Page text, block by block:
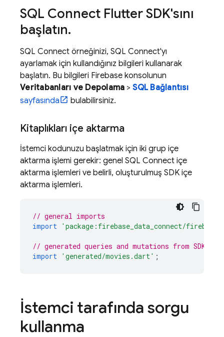
SQL Connect Flutter SDK'sını
başlatın.
SQL Connect örneğinizi, SQL Connect'yı
ayarlamak için kullandığınız bilgileri kullanarak
başlatın. Bu bilgileri Firebase konsolunun
Veritabanları ve Depolama >SQL Bağlantısı
sayfasında
bulabilirsiniz.
Kitaplıkları içe aktarma
İstemci kodunuzu başlatmak için iki grup içe
aktarma işlemi gerekir: genel SQL Connect içe
aktarma işlemleri ve belirli, oluşturulmuş SDK içe
aktarma işlemleri.
// general imports
import 'package:firebase_data_connect/
// generated queries and mutations from SDK
import 'generated/movies.dart' ;
İstemci tarafında sorgu
kullanma